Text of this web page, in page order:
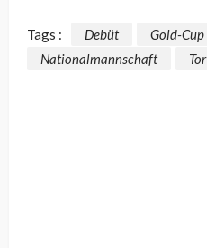
Tags : Debüt Gold-Cup
Nationalmannschaft
Tor